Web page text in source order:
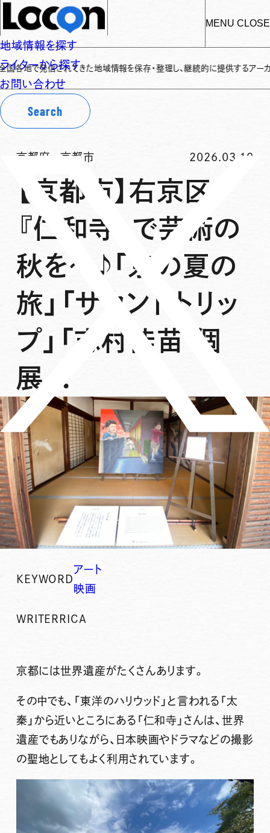
MENU CLOSE
地域情報を探す
ライターから探す
お問い合わせ
Search
れてきた地域情報を保存・整理し、継続的に提供するアーカイブサイトです
京都府 -京都市 2026.03.19
【京都市】右京区
『仁和寺』で芸術の
秋を〜♪「京の夏の
旅」「サウンドトリッ
プ」「志村佳苗 個
展」！
KEYWORD
アート
映画
WRITER RICA
京都には世界遺産がたくさんあります。
その中でも、「東洋のハリウッド」と言われる「太
秦」から近いところにある「仁和寺」さんは、世界
遺産でもありながら、日本映画やドラマなどの撮影
の聖地としてもよく利用されています。